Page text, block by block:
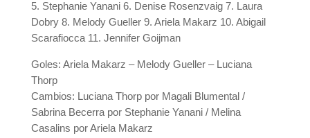
5. Stephanie Yanani 6. Denise Rosenzvaig 7. Laura
Dobry 8. Melody Gueller 9. Ariela Makarz 10. Abigail
Scarafiocca 11. Jennifer Goijman
Goles: Ariela Makarz – Melody Gueller – Luciana
Thorp
Cambios: Luciana Thorp por Magali Blumental /
Sabrina Becerra por Stephanie Yanani / Melina
Casalins por Ariela Makarz